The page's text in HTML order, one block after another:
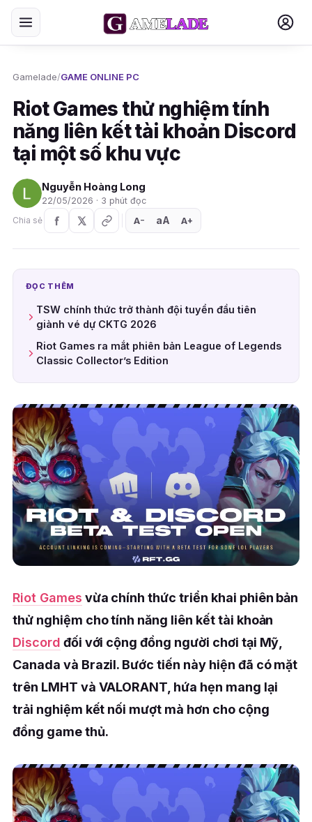
Gamelade/GAME ONLINE PC
Riot Games thử nghiệm tính
năng liên kết tài khoản Discord
tại một số khu vực
Nguyễn Hoàng Long
22/05/2026 · 3 phút đọc
Chia sẻ
A− aA A+
ĐỌC THÊM
TSW chính thức trở thành đội tuyển đầu tiên
giành vé dự CKTG 2026
Riot Games ra mắt phiên bản League of Legends
Classic Collector’s Edition
Riot Games vừa chính thức triển khai phiên bản
thử nghiệm cho tính năng liên kết tài khoản
Discord đối với cộng đồng người chơi tại Mỹ,
Canada và Brazil. Bước tiến này hiện đã có mặt
trên LMHT và VALORANT, hứa hẹn mang lại
trải nghiệm kết nối mượt mà hơn cho cộng
đồng game thủ.